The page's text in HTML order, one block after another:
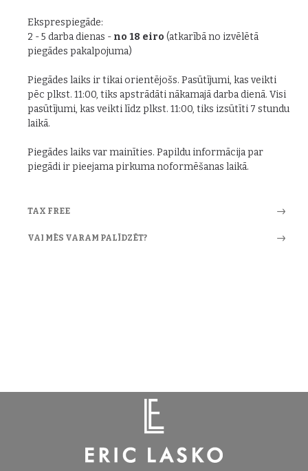
Eksprespiegāde:
2 - 5 darba dienas - no 18 eiro (atkarībā no izvēlētā
piegādes pakalpojuma)
Piegādes laiks ir tikai orientējošs. Pasūtījumi, kas veikti
pēc plkst. 11:00, tiks apstrādāti nākamajā darba dienā. Visi
pasūtījumi, kas veikti līdz plkst. 11:00, tiks izsūtīti 7 stundu
laikā.
Piegādes laiks var mainīties. Papildu informācija par
piegādi ir pieejama pirkuma noformēšanas laikā.
TAX FREE
VAI MĒS VARAM PALĪDZĒT?